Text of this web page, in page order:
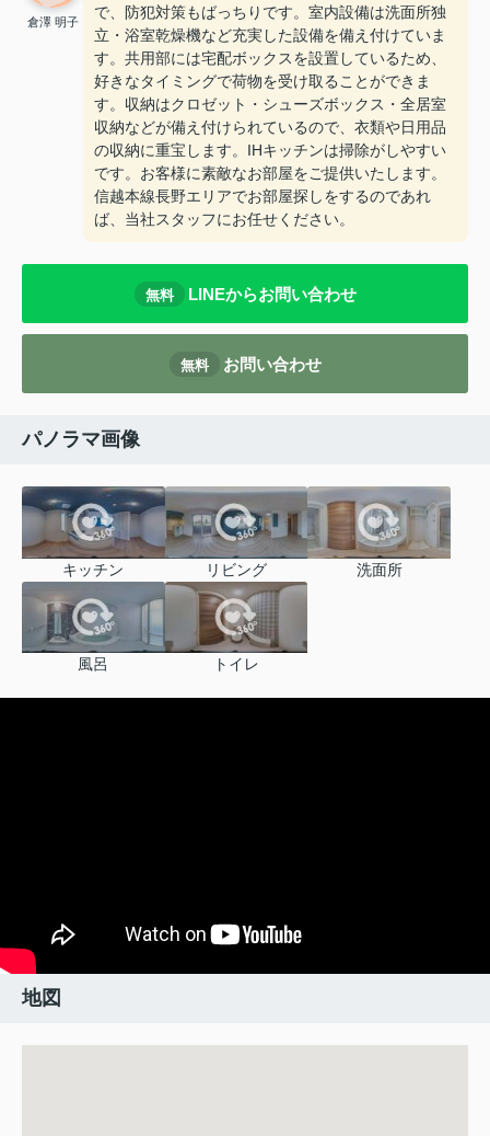
倉澤 明子
で、防犯対策もばっちりです。室内設備は洗面所独
立・浴室乾燥機など充実した設備を備え付けていま
す。共用部には宅配ボックスを設置しているため、
好きなタイミングで荷物を受け取ることができま
す。収納はクロゼット・シューズボックス・全居室
収納などが備え付けられているので、衣類や日用品
の収納に重宝します。IHキッチンは掃除がしやすい
です。お客様に素敵なお部屋をご提供いたします。
信越本線長野エリアでお部屋探しをするのであれ
ば、当社スタッフにお任せください。
無料 LINEからお問い合わせ
無料 お問い合わせ
パノラマ画像
キッチン リビング 洗面所
風呂 トイレ
地図